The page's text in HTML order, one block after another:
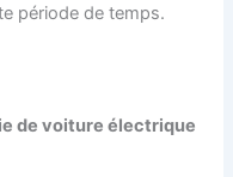
période de temps.
de voiture électrique